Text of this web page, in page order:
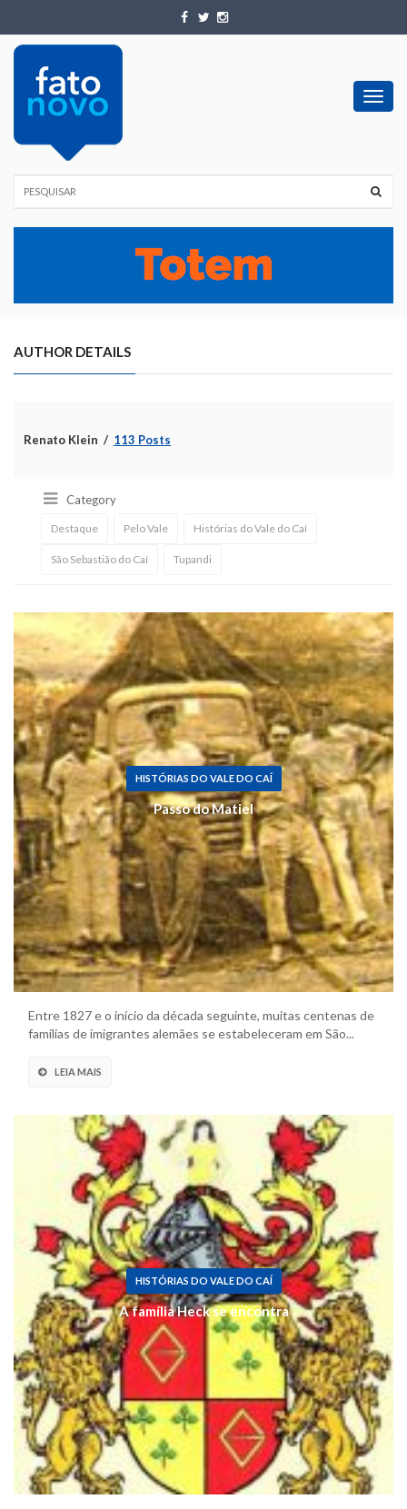
AUTHOR DETAILS
Renato Klein 113 Posts
Category
Destaque Pelo Vale Histórias do Vale do Caí
São Sebastião do Caí Tupandi
HISTÓRIAS DO VALE DO CAÍ
Passo do Matiel
Entre 1827 e o início da década seguinte, muitas centenas de
famílias de imigrantes alemães se estabeleceram em São...
LEIA MAIS
HISTÓRIAS DO VALE DO CAÍ
A família Heck se encontra